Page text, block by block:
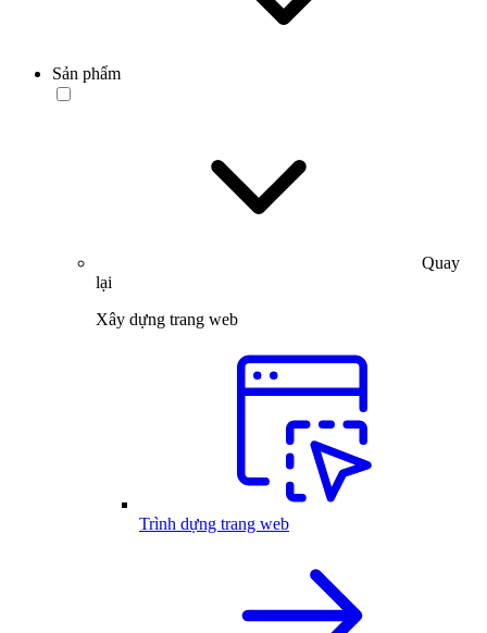
Sản phẩm
Quay
lại
Xây dựng trang web
Trình dựng trang web